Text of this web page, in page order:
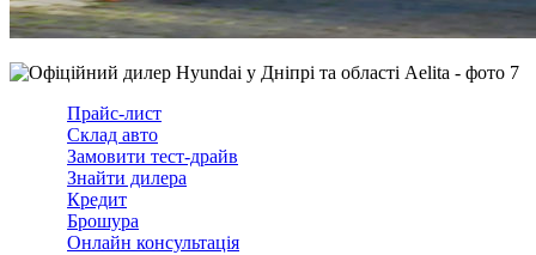
Прайс-лист
Склад авто
Замовити тест-драйв
Знайти дилера
Кредит
Брошура
Онлайн консультація